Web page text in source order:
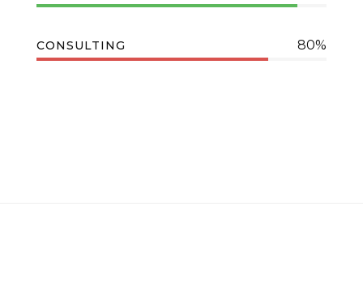
CONSULTING 80%